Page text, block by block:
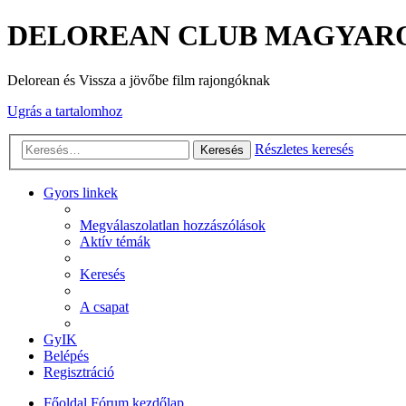
DELOREAN CLUB
Delorean és Vissza a jövőbe film rajongóknak
Ugrás a tartalomhoz
Keresés Részletes keresés
Gyors linkek
Megválaszolatlan hozzászólások
Aktív témák
Keresés
A csapat
GyIK
Belépés
Regisztráció